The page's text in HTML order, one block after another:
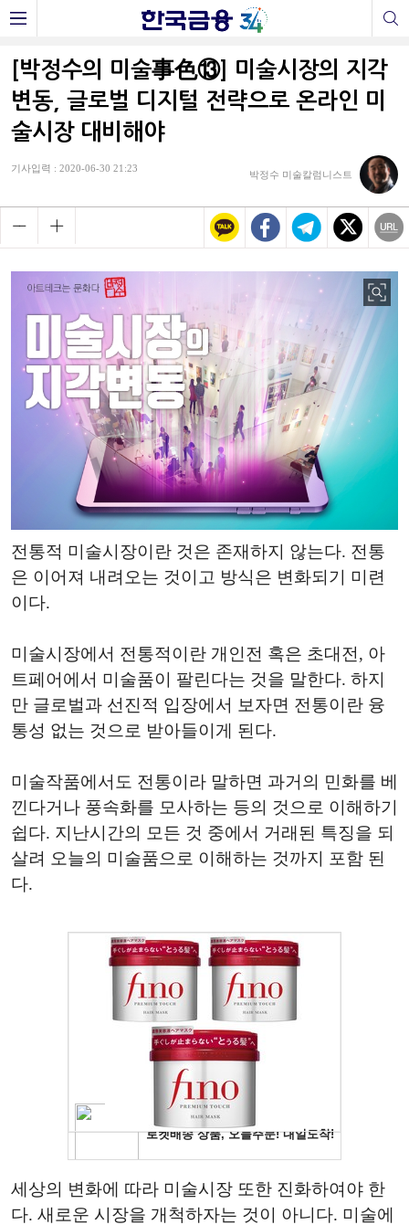
[박정수의 미술事色⑬] 미술시장의 지각
변동, 글로벌 디지털 전략으로 온라인 미
술시장 대비해야
기사입력 : 2020-06-30 21:23
박정수 미술칼럼니스트
전통적 미술시장이란 것은 존재하지 않는다. 전통
은 이어져 내려오는 것이고 방식은 변화되기 미련
이다.
미술시장에서 전통적이란 개인전 혹은 초대전, 아
트페어에서 미술품이 팔린다는 것을 말한다. 하지
만 글로벌과 선진적 입장에서 보자면 전통이란 융
통성 없는 것으로 받아들이게 된다.
미술작품에서도 전통이라 말하면 과거의 민화를 베
낀다거나 풍속화를 모사하는 등의 것으로 이해하기
쉽다. 지난시간의 모든 것 중에서 거래된 특징을 되
살려 오늘의 미술품으로 이해하는 것까지 포함 된
다.
세상의 변화에 따라 미술시장 또한 진화하여야 한
다. 새로운 시장을 개척하자는 것이 아니다. 미술에